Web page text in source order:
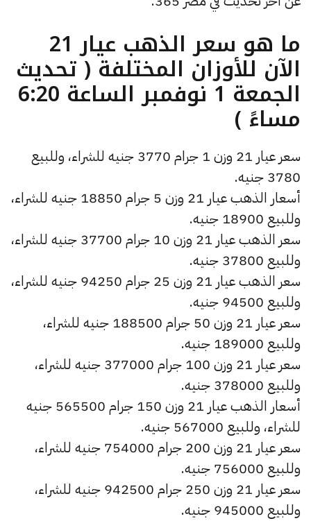
ما هو سعر الذهب عيار 21
الآن للأوزان المختلفة ( تحديث
الجمعة 1 نوفمبر الساعة 6:20
مساءً )
سعر عيار 21 وزن 1 جرام 3770 جنيه للشراء، وللبيع
3780 جنيه.
أسعار الذهب عيار 21 وزن 5 جرام 18850 جنيه للشراء،
وللبيع 18900 جنيه.
سعر الذهب عيار 21 وزن 10 جرام 37700 جنيه للشراء،
وللبيع 37800 جنيه.
سعر الذهب عيار 21 وزن 25 جرام 94250 جنيه للشراء،
وللبيع 94500 جنيه.
سعر عيار 21 وزن 50 جرام 188500 جنيه للشراء،
وللبيع 189000 جنيه.
سعر عيار 21 وزن 100 جرام 377000 جنيه للشراء،
وللبيع 378000 جنيه.
أسعار الذهب عيار 21 وزن 150 جرام 565500 جنيه
للشراء، وللبيع 567000 جنيه.
سعر عيار 21 وزن 200 جرام 754000 جنيه للشراء،
وللبيع 756000 جنيه.
سعر عيار 21 وزن 250 جرام 942500 جنيه للشراء،
وللبيع 945000 جنيه.